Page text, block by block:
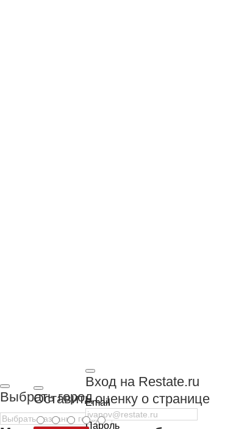
Выбрать город
Вход на Restate.ru
Email
Пароль
Оставить оценку о странице